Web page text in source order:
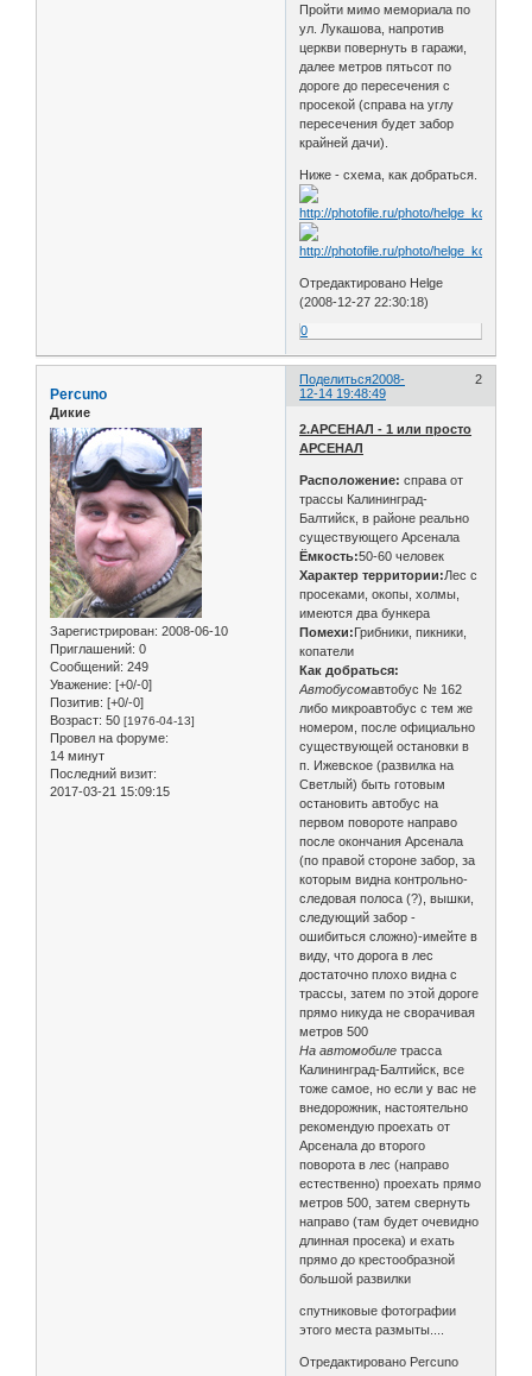
Пройти мимо мемориала по
ул. Лукашова, напротив
церкви повернуть в гаражи,
далее метров пятьсот по
дороге до пересечения с
просекой (справа на углу
пересечения будет забор
крайней дачи).
Ниже - схема, как добраться.
Отредактировано Helge
(2008-12-27 22:30:18)
0
Поделиться 2
2008-
12-14 19:48:49
Percuno
Дикие
Зарегистрирован: 2008-06-10
Приглашений: 0
Сообщений: 249
Уважение: [+0/-0]
Позитив: [+0/-0]
Возраст: 50 [1976-04-13]
Провел на форуме:
14 минут
Последний визит:
2017-03-21 15:09:15
2.АРСЕНАЛ - 1 или просто
АРСЕНАЛ
Расположение: справа от
трассы Калининград-
Балтийск, в районе реально
существующего Арсенала
Ёмкость:50-60 человек
Характер территории:Лес с
просеками, окопы, холмы,
имеются два бункера
Помехи:Грибники, пикники,
копатели
Как добраться:
Автобусомавтобус № 162
либо микроавтобус с тем же
номером, после официально
существующей остановки в
п. Ижевское (развилка на
Светлый) быть готовым
остановить автобус на
первом повороте направо
после окончания Арсенала
(по правой стороне забор, за
которым видна контрольно-
следовая полоса (?), вышки,
следующий забор -
ошибиться сложно)-имейте в
виду, что дорога в лес
достаточно плохо видна с
трассы, затем по этой дороге
прямо никуда не сворачивая
метров 500
На автомобиле трасса
Калининград-Балтийск, все
тоже самое, но если у вас не
внедорожник, настоятельно
рекомендую проехать от
Арсенала до второго
поворота в лес (направо
естественно) проехать прямо
метров 500, затем свернуть
направо (там будет очевидно
длинная просека) и ехать
прямо до крестообразной
большой развилки
спутниковые фотографии
этого места размыты....
Отредактировано Percuno